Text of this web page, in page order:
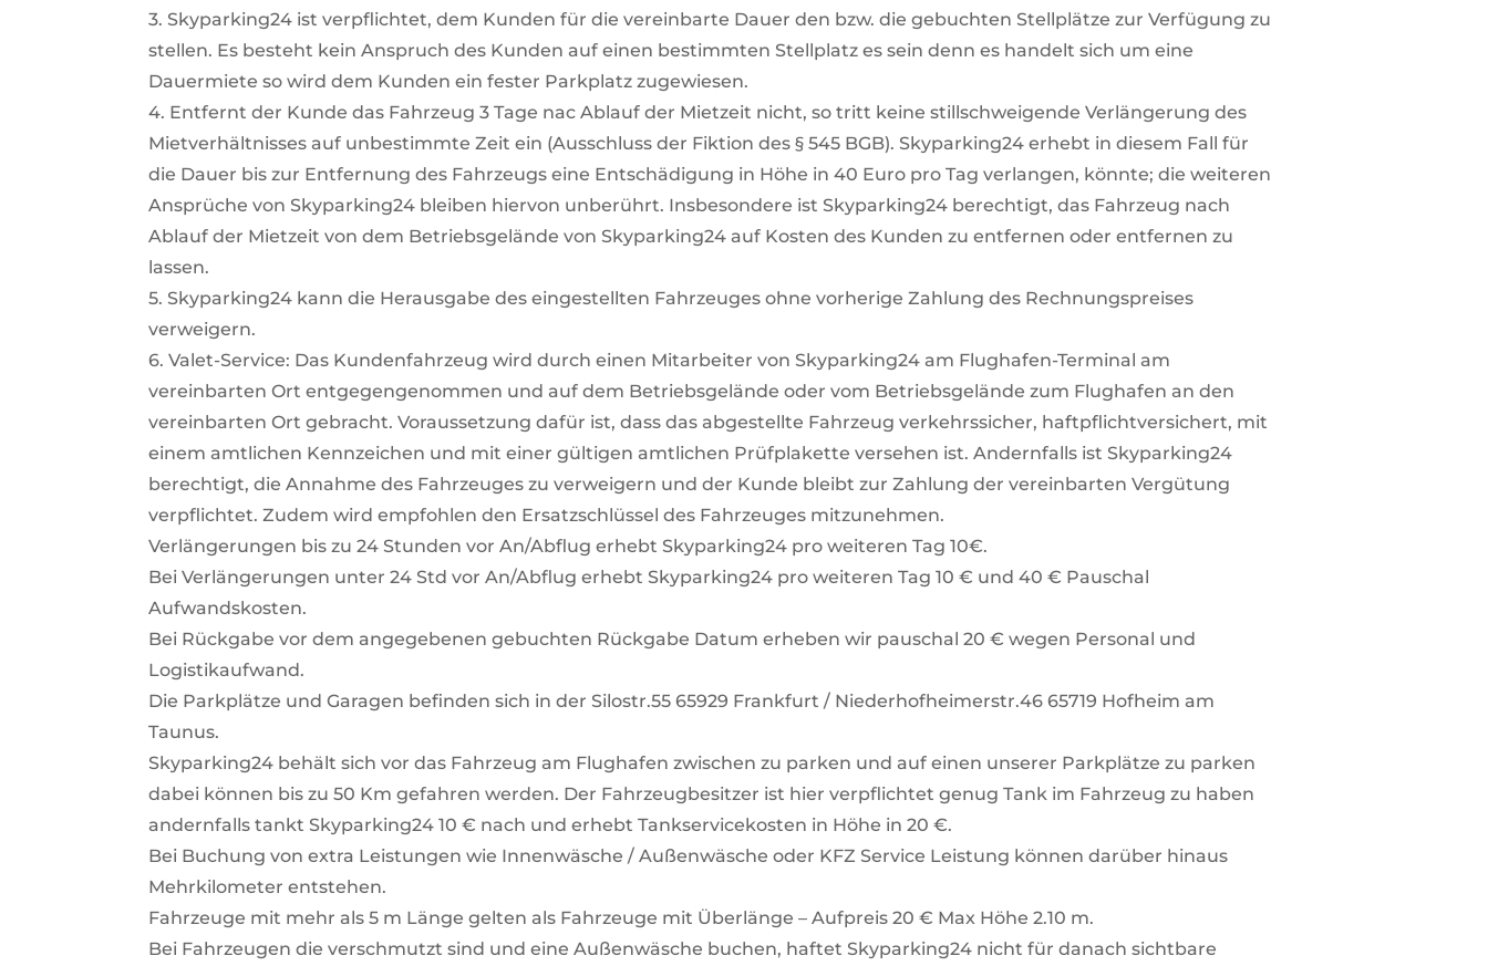
3. Skyparking24 ist verpflichtet, dem Kunden für die vereinbarte Dauer den bzw. die gebuchten Stellplätze zur Verfügung zu
stellen. Es besteht kein Anspruch des Kunden auf einen bestimmten Stellplatz es sein denn es handelt sich um eine
Dauermiete so wird dem Kunden ein fester Parkplatz zugewiesen.
4. Entfernt der Kunde das Fahrzeug 3 Tage nac Ablauf der Mietzeit nicht, so tritt keine stillschweigende Verlängerung des
Mietverhältnisses auf unbestimmte Zeit ein (Ausschluss der Fiktion des § 545 BGB). Skyparking24 erhebt in diesem Fall für
die Dauer bis zur Entfernung des Fahrzeugs eine Entschädigung in Höhe in 40 Euro pro Tag verlangen, könnte; die weiteren
Ansprüche von Skyparking24 bleiben hiervon unberührt. Insbesondere ist Skyparking24 berechtigt, das Fahrzeug nach
Ablauf der Mietzeit von dem Betriebsgelände von Skyparking24 auf Kosten des Kunden zu entfernen oder entfernen zu
lassen.
5. Skyparking24 kann die Herausgabe des eingestellten Fahrzeuges ohne vorherige Zahlung des Rechnungspreises
verweigern.
6. Valet-Service: Das Kundenfahrzeug wird durch einen Mitarbeiter von Skyparking24 am Flughafen-Terminal am
vereinbarten Ort entgegengenommen und auf dem Betriebsgelände oder vom Betriebsgelände zum Flughafen an den
vereinbarten Ort gebracht. Voraussetzung dafür ist, dass das abgestellte Fahrzeug verkehrssicher, haftpflichtversichert, mit
einem amtlichen Kennzeichen und mit einer gültigen amtlichen Prüfplakette versehen ist. Andernfalls ist Skyparking24
berechtigt, die Annahme des Fahrzeuges zu verweigern und der Kunde bleibt zur Zahlung der vereinbarten Vergütung
verpflichtet. Zudem wird empfohlen den Ersatzschlüssel des Fahrzeuges mitzunehmen.
Verlängerungen bis zu 24 Stunden vor An/Abflug erhebt Skyparking24 pro weiteren Tag 10€.
Bei Verlängerungen unter 24 Std vor An/Abflug erhebt Skyparking24 pro weiteren Tag 10 € und 40 € Pauschal
Aufwandskosten.
Bei Rückgabe vor dem angegebenen gebuchten Rückgabe Datum erheben wir pauschal 20 € wegen Personal und
Logistikaufwand.
Die Parkplätze und Garagen befinden sich in der Silostr.55 65929 Frankfurt / Niederhofheimerstr.46 65719 Hofheim am
Taunus.
Skyparking24 behält sich vor das Fahrzeug am Flughafen zwischen zu parken und auf einen unserer Parkplätze zu parken
dabei können bis zu 50 Km gefahren werden. Der Fahrzeugbesitzer ist hier verpflichtet genug Tank im Fahrzeug zu haben
andernfalls tankt Skyparking24 10 € nach und erhebt Tankservicekosten in Höhe in 20 €.
Bei Buchung von extra Leistungen wie Innenwäsche / Außenwäsche oder KFZ Service Leistung können darüber hinaus
Mehrkilometer entstehen.
Fahrzeuge mit mehr als 5 m Länge gelten als Fahrzeuge mit Überlänge – Aufpreis 20 € Max Höhe 2.10 m.
Bei Fahrzeugen die verschmutzt sind und eine Außenwäsche buchen, haftet Skyparking24 nicht für danach sichtbare